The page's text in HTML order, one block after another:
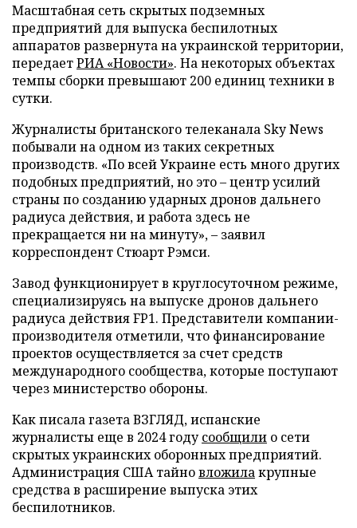
Масштабная сеть скрытых подземных
предприятий для выпуска беспилотных
аппаратов развернута на украинской территории,
передаетРИА «Новости». На некоторых объектах
темпы сборки превышают 200 единиц техники в
сутки.
Журналисты британского телеканала Sky News
побывали на одном из таких секретных
производств. «По всей Украине есть много других
подобных предприятий, но это – центр усилий
страны по созданию ударных дронов дальнего
радиуса действия, и работа здесь не
прекращается ни на минуту», – заявил
корреспондент Стюарт Рэмси.
Завод функционирует в круглосуточном режиме,
специализируясь на выпуске дронов дальнего
радиуса действия FP1. Представители компании-
производителя отметили, что финансирование
проектов осуществляется за счет средств
международного сообщества, которые поступают
через министерство обороны.
Как писала газета ВЗГЛЯД, испанские
журналисты еще в 2024 годусообщили о сети
скрытых украинских оборонных предприятий.
Администрация США тайновложилакрупные
средства в расширение выпуска этих
беспилотников.